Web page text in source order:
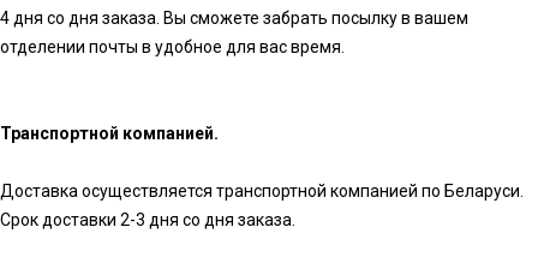
4 дня со дня заказа. Вы сможете забрать посылку в вашем
отделении почты в удобное для вас время.
Транспортной компанией.
Доставка осуществляется транспортной компанией по Беларуси.
Срок доставки 2-3 дня со дня заказа.